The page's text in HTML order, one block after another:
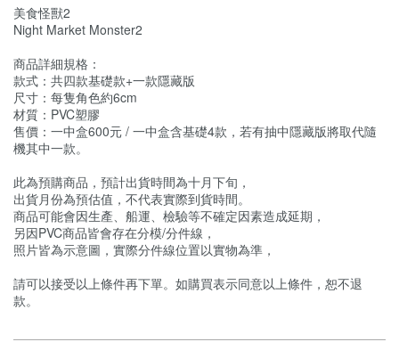
美食怪獸2
Night Market Monster2
商品詳細規格：
款式：共四款基礎款+一款隱藏版
尺寸：每隻角色約6cm​
材質：PVC塑膠
售價：一中盒600元 / 一中盒含基礎4款，若有抽中隱藏版將取代隨
機其中一款。
此為預購商品，預計出貨時間為十月下旬，
出貨月份為預估值，不代表實際到貨時間。
商品可能會因生產、船運、檢驗等不確定因素造成延期，
另因PVC商品皆會存在分模/分件線，
照片皆為示意圖，實際分件線位置以實物為準，
請可以接受以上條件再下單。如購買表示同意以上條件，恕不退
款。